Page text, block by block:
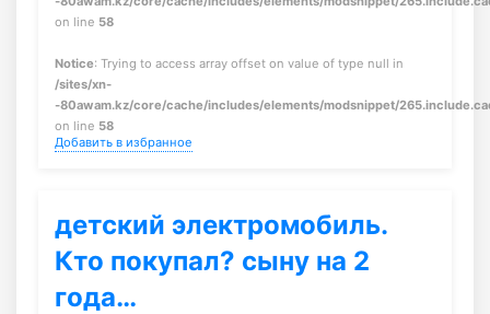
on line 58
Notice: Trying to access array offset on value of type null in
/sites/xn-
-80awam.kz/core/cache/includes/elements/modsnippet/
on line 58
Добавить в избранное
детский электромобиль.
Кто покупал? сыну на 2
года…